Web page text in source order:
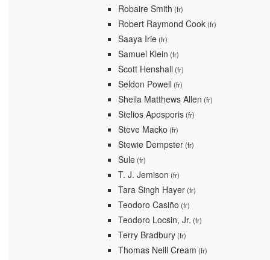
Robaire Smith (fr)
Robert Raymond Cook(fr)
Saaya Irie(fr)
Samuel Klein (fr)
Scott Henshall (fr)
Seldon Powell (fr)
Sheila Matthews Allen (fr)
Stelios Aposporis(fr)
Steve Macko (fr)
Stewie Dempster(fr)
Sule(fr)
T. J. Jemison (fr)
Tara Singh Hayer(fr)
Teodoro Casiño (fr)
Teodoro Locsin, Jr. (fr)
Terry Bradbury(fr)
Thomas Neill Cream (fr)